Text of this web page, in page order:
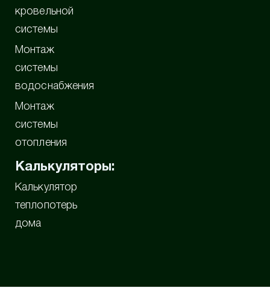
кровельной
системы
Монтаж
системы
водоснабжения
Монтаж
системы
отопления
Калькуляторы:
Калькулятор
теплопотерь
дома